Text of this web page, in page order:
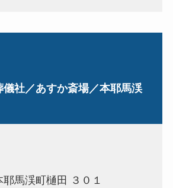
社／あすか斎場／本耶馬渓
馬渓町樋田 ３０１